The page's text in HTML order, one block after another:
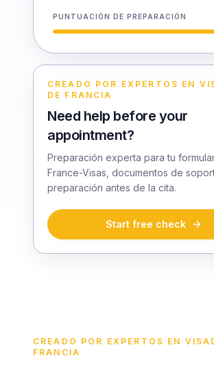
PUNTUACIÓN DE PREPARACIÓN
CREADO POR EXPERTOS EN
DE FRANCIA
Need help before your
appointment?
Preparación experta para tu
France-Visas, documentos de
preparación antes de la cita.
Start free check
CREADO POR EXPERTOS EN
FRANCIA